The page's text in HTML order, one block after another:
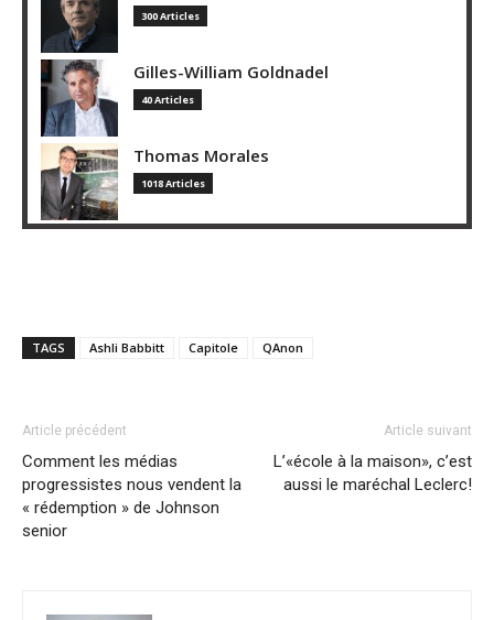
300 Articles
Gilles-William Goldnadel
40 Articles
Thomas Morales
1018 Articles
TAGS Ashli Babbitt Capitole QAnon
Article précédent
Comment les médias
progressistes nous vendent la
« rédemption » de Johnson
senior
Article suivant
L’«école à la maison», c’est
aussi le maréchal Leclerc!